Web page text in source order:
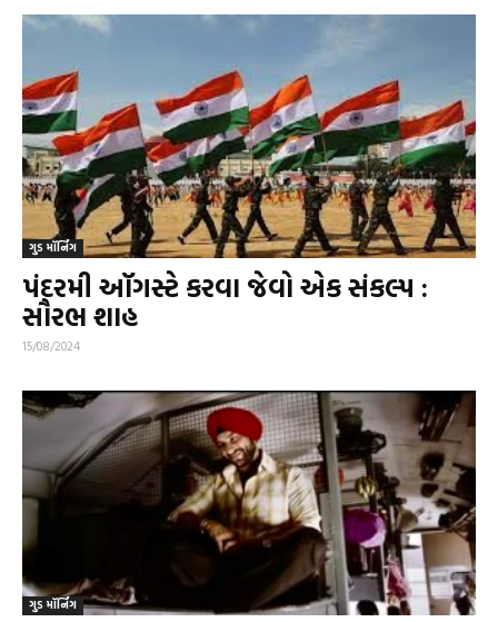
ગુડ મૉર્નિંગ
પંદરમી ઑગસ્ટે કરવા જેવો એક સંકલ્પ :
સૌરભ શાહ
15/08/2024
ગુડ મૉર્નિંગ